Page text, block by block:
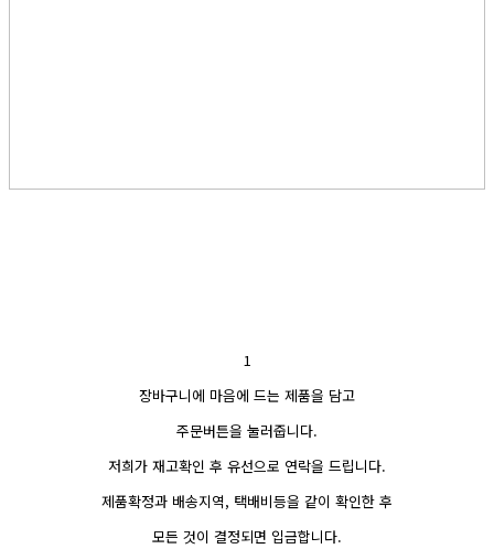
1
장바구니에 마음에 드는 제품을 담고
주문버튼을 눌러줍니다.
저희가 재고확인 후 유선으로 연락을 드립니다.
제품확정과 배송지역, 택배비등을 같이 확인한 후
모든 것이 결정되면 입금합니다.